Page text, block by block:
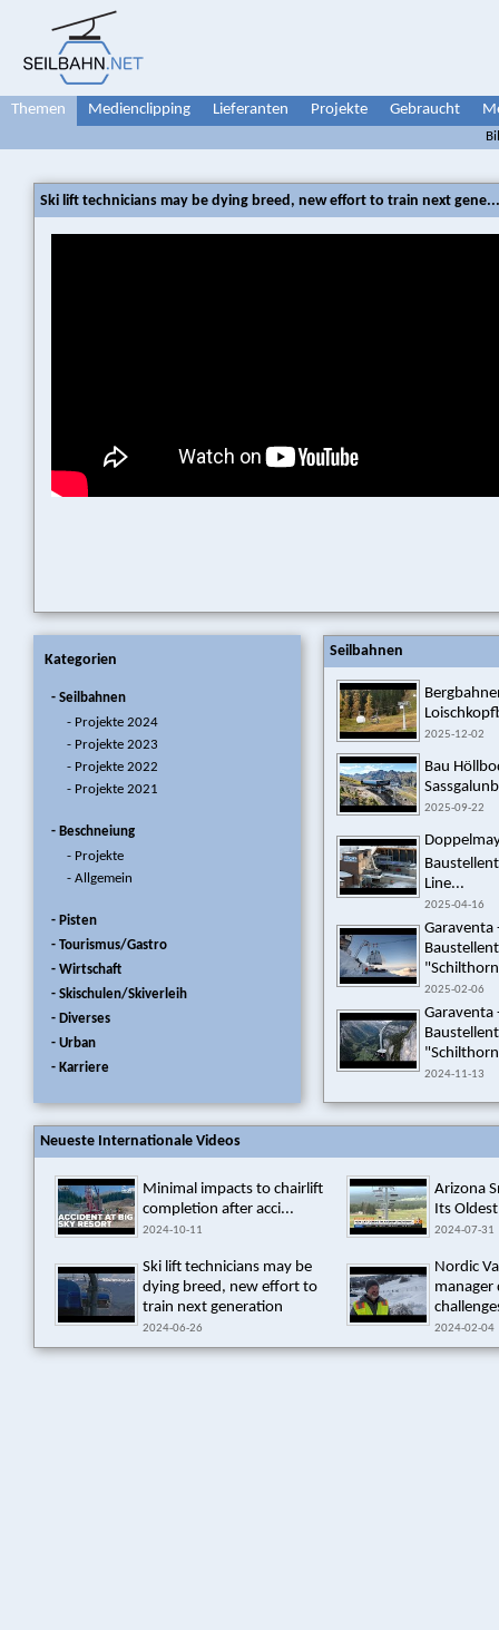
Themen Medienclipping Lieferanten Projekte Gebraucht
Ski lift technicians may be dying breed, new effort to train next gene...
Kategorien
- Seilbahnen
- Projekte 2024
- Projekte 2023
- Projekte 2022
- Projekte 2021
- Beschneiung
- Projekte
- Allgemein
- Pisten
- Tourismus/Gastro
- Wirtschaft
- Skischulen/Skiverleih
- Diverses
- Urban
- Karriere
Seilbahnen
2025-12-02
Bau
2025-09-22
Doppelmayr
Line...
2025-04-16
Garaventa
2025-02-06
Garaventa
2024-11-13
Neueste Internationale Videos
Minimal impacts to chairlift
completion after acci...
2024-10-11
Arizona
Its
2024-07-31
Ski lift technicians may be
dying breed, new effort to
train next generation
2024-06-26
Nordic
manager
2024-02-04